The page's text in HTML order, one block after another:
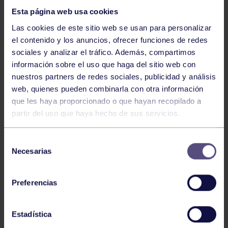
Esta página web usa cookies
Las cookies de este sitio web se usan para personalizar
el contenido y los anuncios, ofrecer funciones de redes
sociales y analizar el tráfico. Además, compartimos
información sobre el uso que haga del sitio web con
nuestros partners de redes sociales, publicidad y análisis
web, quienes pueden combinarla con otra información
que les haya proporcionado o que hayan recopilado a
partir del uso que haya hecho de sus servicios.
Necesarias
Preferencias
Estadística
Balonmano 25 May 2026
LEO CARDELI, CONVOCADO CON
ESPAÑA
Balonmano